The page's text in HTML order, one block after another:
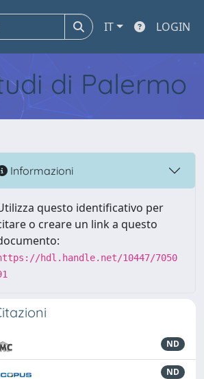
IT LOGIN
di Palermo
Informazioni
questo identificativo per
o creare un link a questo
hdl.handle.net/10447/7050
ND
ND